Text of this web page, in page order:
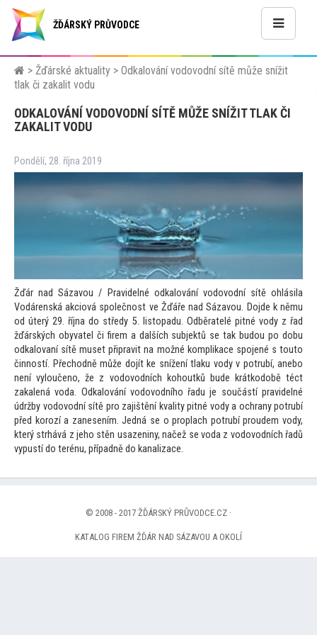
ŽĎÁRSKÝ PRŮVODCE
> Žďárské aktuality > Odkalování vodovodní sítě může snížit
tlak či zakalit vodu
ODKALOVÁNÍ VODOVODNÍ SÍTĚ MŮŽE SNÍŽIT TLAK ČI
ZAKALIT VODU
Pondělí, 28. října 2019
Žďár nad Sázavou / Pravidelné odkalování vodovodní sítě ohlásila
Vodárenská akciová společnost ve Žďáře nad Sázavou. Dojde k němu
od úterý 29. října do středy 5. listopadu. Odběratelé pitné vody z řad
žďárských obyvatel či firem a dalších subjektů se tak budou po dobu
odkalovaní sítě muset připravit na možné komplikace spojené s touto
činností. Přechodně může dojít ke snížení tlaku vody v potrubí, anebo
není vyloučeno, že z vodovodních kohoutků bude krátkodobě téct
zakalená voda. Odkalování vodovodního řadu je součástí pravidelné
údržby vodovodní sítě pro zajištění kvality pitné vody a ochrany potrubí
před korozí a zanesením. Jedná se o proplach potrubí proudem vody,
který strhává z jeho stěn usazeniny, načež se voda z vodovodních řadů
vypustí do terénu, případně do kanalizace.
© 2008 - 2017 ŽĎÁRSKÝ PRŮVODCE.CZ ·
KATALOG FIREM ŽĎÁR NAD SÁZAVOU A OKOLÍ